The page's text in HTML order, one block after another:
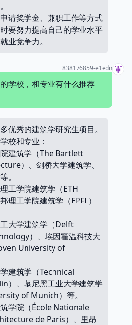
请奖学金、兼职工作等方式
要努力提高自己的学业水平
业竞争力。
838176859-e1edn
学校，和专业有什么推荐
优秀的建筑学研究生项目。
校和专业：
建筑学（The Bartlett
）、剑桥大学建筑学、
。
工学院建筑学（ETH
理工学院建筑学（EPFL）
大学建筑学（Delft
）、埃因霍温科技大
University of
建筑学（Technical
）、慕尼黑工业大学建筑学
of Munich）等。
学院（École Nationale
de Paris）、里昂